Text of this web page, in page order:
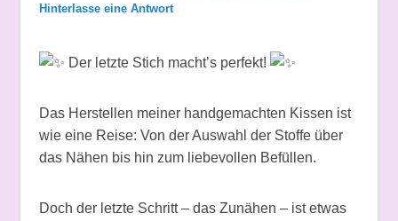
Hinterlasse eine Antwort
Der letzte Stich macht’s perfekt!
Das Herstellen meiner handgemachten Kissen ist
wie eine Reise: Von der Auswahl der Stoffe über
das Nähen bis hin zum liebevollen Befüllen.
Doch der letzte Schritt – das Zunähen – ist etwas